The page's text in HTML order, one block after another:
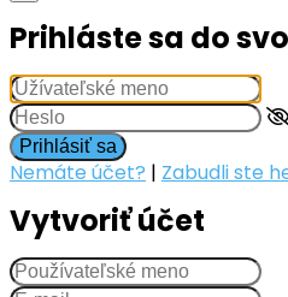
Prihláste sa do
Prihlásiť sa
Nemáte účet? | Zabudli ste
Vytvoriť účet